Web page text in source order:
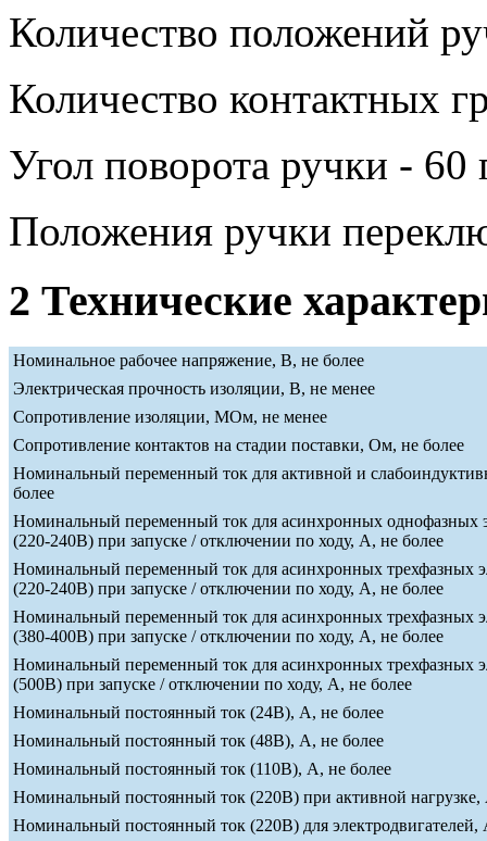
Количество положений
Количество контактных
Угол поворота ручки - 60
Положения ручки
2 Технические
Номинальное рабочее напряжение, В, не более
Электрическая прочность изоляции, В, не менее
Сопротивление изоляции, МОм, не менее
Сопротивление контактов на стадии поставки, Ом, не более
Номинальный переменный ток для активной и
более
Номинальный переменный ток для асинхронных однофазных
(220-240В) при запуске / отключении по ходу, А, не более
Номинальный переменный ток для асинхронных трехфазных
(220-240В) при запуске / отключении по ходу, А, не более
Номинальный переменный ток для асинхронных трехфазных
(380-400В) при запуске / отключении по ходу, А, не более
Номинальный переменный ток для асинхронных трехфазных
(500В) при запуске / отключении по ходу, А, не более
Номинальный постоянный ток (24В), А, не более
Номинальный постоянный ток (48В), А, не более
Номинальный постоянный ток (110В), А, не более
Номинальный постоянный ток (220В) при активной нагрузке,
Номинальный постоянный ток (220В) для электродвигателей,